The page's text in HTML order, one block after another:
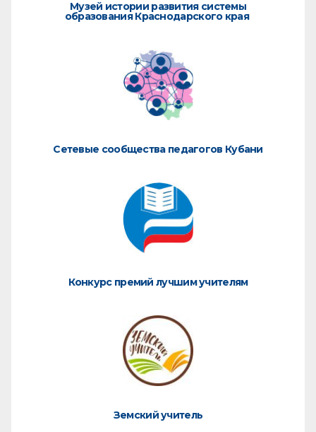
Музей истории развития системы
образования Краснодарского края
Сетевые сообщества педагогов Кубани
Конкурс премий лучшим учителям
Земский учитель